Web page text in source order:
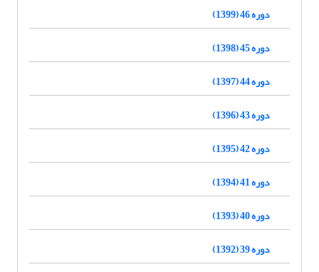
دوره 46 (1399)
دوره 45 (1398)
دوره 44 (1397)
دوره 43 (1396)
دوره 42 (1395)
دوره 41 (1394)
دوره 40 (1393)
دوره 39 (1392)